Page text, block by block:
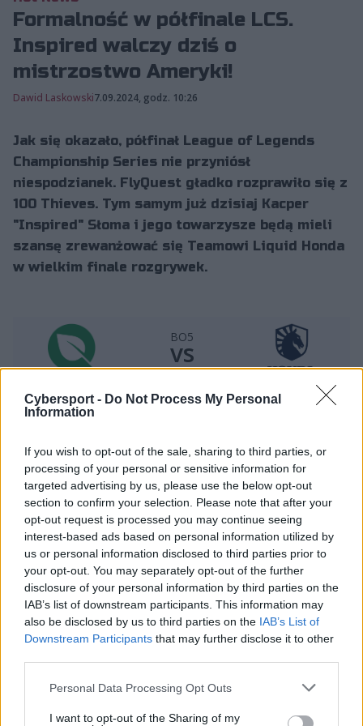
Cybersport - Do Not Process My Personal
Information
If you wish to opt-out of the sale, sharing to third parties, or
processing of your personal or sensitive information for
targeted advertising by us, please use the below opt-out
section to confirm your selection. Please note that after your
opt-out request is processed you may continue seeing
interest-based ads based on personal information utilized by
us or personal information disclosed to third parties prior to
your opt-out. You may separately opt-out of the further
disclosure of your personal information by third parties on the
IAB’s list of downstream participants. This information may
also be disclosed by us to third parties on the IAB’s List of
Downstream Participants that may further disclose it to other
Personal Data Processing Opt Outs
I want to opt-out of the Sharing of my
Formalność w półfinale LCS.
Inspired walczy dziś o
mistrzostwo Ameryki!
Dawid Laskowski7.09.2024, godz. 10:26
Jak się okazało, półfinał League of Legends
Championship Series nie przyniósł
niespodzianek. FlyQuest gładko rozprawiło się z
100 Thieves. Tym samym już dzisiaj Kacper
"Inspired" Słoma i jego towarzysze będą mieli
szansę zrewanżować się Teamowi Liquid Honda
w wielkim finale rozgrywek.
BO5
vs
22:00
100 Thieves zniszczeni w półfinale LCS
Zacznijmy jednak od wczorajszego meczu. Choć raczej
można było się spodziewać, że to Inspired i jego
kompania będą faworytami zestawienia, to nie do
końca wiedzieliśmy, czego można spodziewać się po
100 Thieves. Złodziejaszki bowiem w play-offach LCS
pokazały nam już dwa swoje oblicza. W początkowej
fazie grali średnio, ale na mecz z Cloud9 weszli w
najlepszej wersji siebie. Finalnie w piątkowy wieczór
zobaczyliśmy pierwszą z wersji 100. Ekipa dwójki
Polaków nie miała praktycznie żadnych problemów z
pokonaniem Rayana "Snipera" Shoury i spółki.
Dowodem tego jest ostateczny rezultat spotkania,
który wyniósł 3:0 na korzyść FLY. Tym samym zespół